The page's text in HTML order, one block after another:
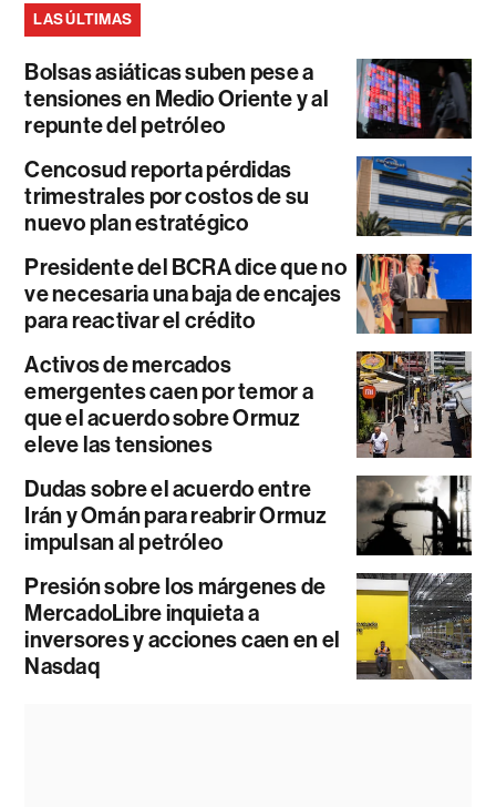
LAS ÚLTIMAS
Bolsas asiáticas suben pese a
tensiones en Medio Oriente y al
repunte del petróleo
Cencosud reporta pérdidas
trimestrales por costos de su
nuevo plan estratégico
Presidente del BCRA dice que no
ve necesaria una baja de encajes
para reactivar el crédito
Activos de mercados
emergentes caen por temor a
que el acuerdo sobre Ormuz
eleve las tensiones
Dudas sobre el acuerdo entre
Irán y Omán para reabrir Ormuz
impulsan al petróleo
Presión sobre los márgenes de
MercadoLibre inquieta a
inversores y acciones caen en el
Nasdaq